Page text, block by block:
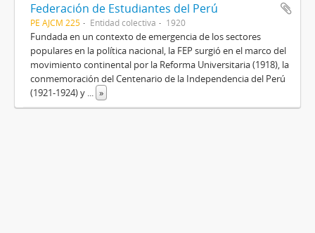
Federación de Estudiantes del Perú
PE AJCM 225 Entidad colectiva 1920
Fundada en un contexto de emergencia de los sectores
populares en la política nacional, la FEP surgió en el marco del
movimiento continental por la Reforma Universitaria (1918), la
conmemoración del Centenario de la Independencia del Perú
(1921-1924) y ... »